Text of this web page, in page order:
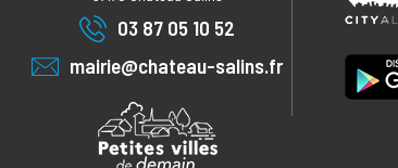
03 87 05 10 52
mairie@chateau-salins.fr